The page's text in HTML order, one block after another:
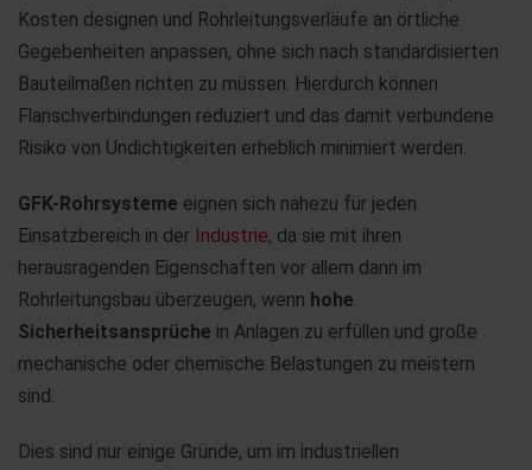
Kosten designen und Rohrleitungsverläufe an örtliche
Gegebenheiten anpassen, ohne sich nach standardisierten
Bauteilmaßen richten zu müssen. Hierdurch können
Flanschverbindungen reduziert und das damit verbundene
Risiko von Undichtigkeiten erheblich minimiert werden.
GFK-Rohrsysteme eignen sich nahezu für jeden
Einsatzbereich in der Industrie, da sie mit ihren
herausragenden Eigenschaften vor allem dann im
Rohrleitungsbau überzeugen, wenn hohe
Sicherheitsansprüche in Anlagen zu erfüllen und große
mechanische oder chemische Belastungen zu meistern
sind.
Dies sind nur einige Gründe, um im industriellen